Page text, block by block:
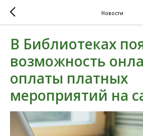
Новости
В Библиотеках
возможность
оплаты платных
мероприятий на